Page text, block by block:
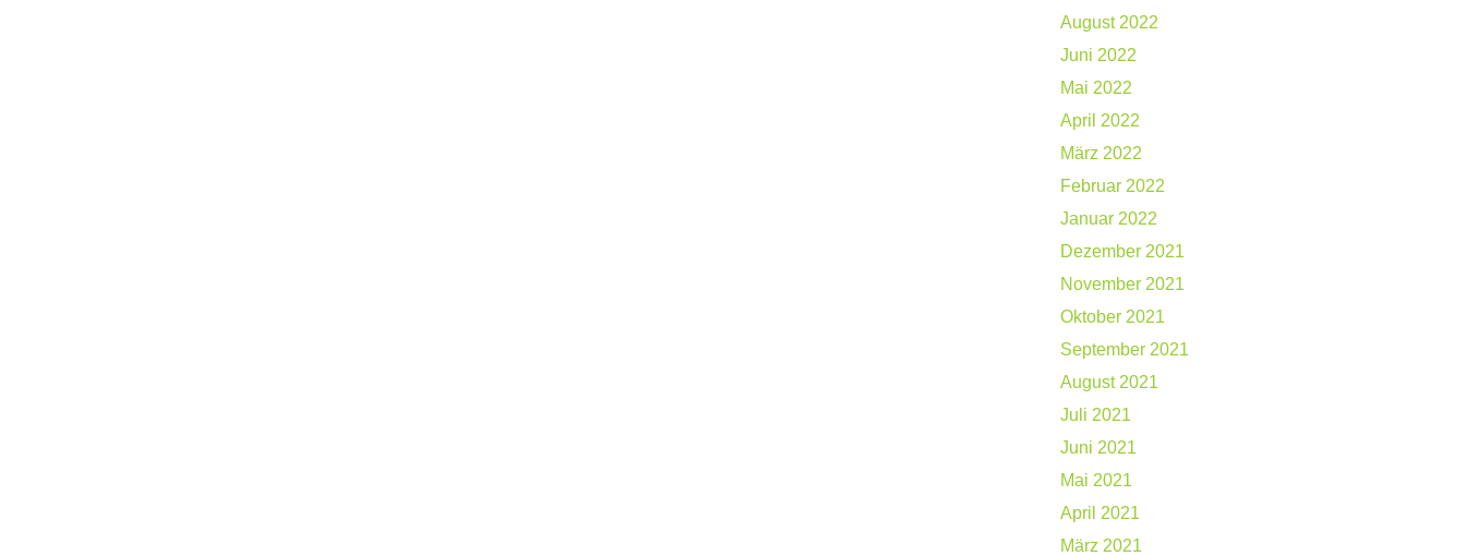
August 2022
Juni 2022
Mai 2022
April 2022
März 2022
Februar 2022
Januar 2022
Dezember 2021
November 2021
Oktober 2021
September 2021
August 2021
Juli 2021
Juni 2021
Mai 2021
April 2021
März 2021